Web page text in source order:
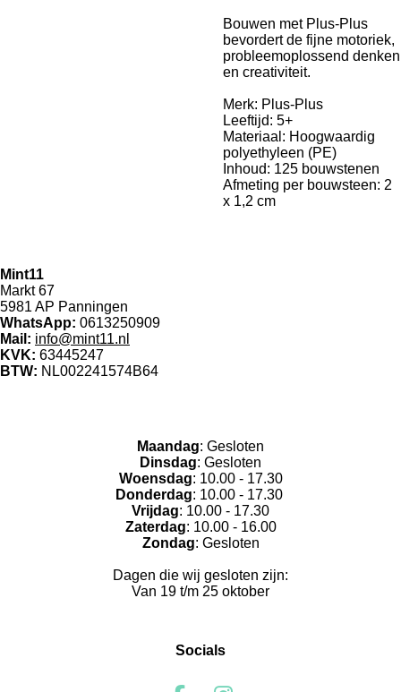
Bouwen met Plus-Plus
bevordert de fijne motoriek,
probleemoplossend denken
en creativiteit.
Merk: Plus-Plus
Leeftijd: 5+
Materiaal: Hoogwaardig
polyethyleen (PE)
Inhoud: 125 bouwstenen
Afmeting per bouwsteen: 2
x 1,2 cm
Mint11
Markt 67
5981 AP Panningen
WhatsApp: 0613250909
Mail: info@mint11.nl
KVK: 63445247
BTW: NL002241574B64
Maandag: Gesloten
Dinsdag: Gesloten
Woensdag: 10.00 - 17.30
Donderdag: 10.00 - 17.30
Vrijdag: 10.00 - 17.30
Zaterdag: 10.00 - 16.00
Zondag: Gesloten
Dagen die wij gesloten zijn:
Van 19 t/m 25 oktober
Socials